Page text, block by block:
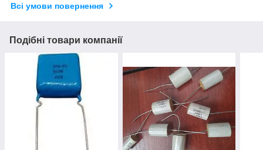
Всі умови повернення
Подібні товари компанії